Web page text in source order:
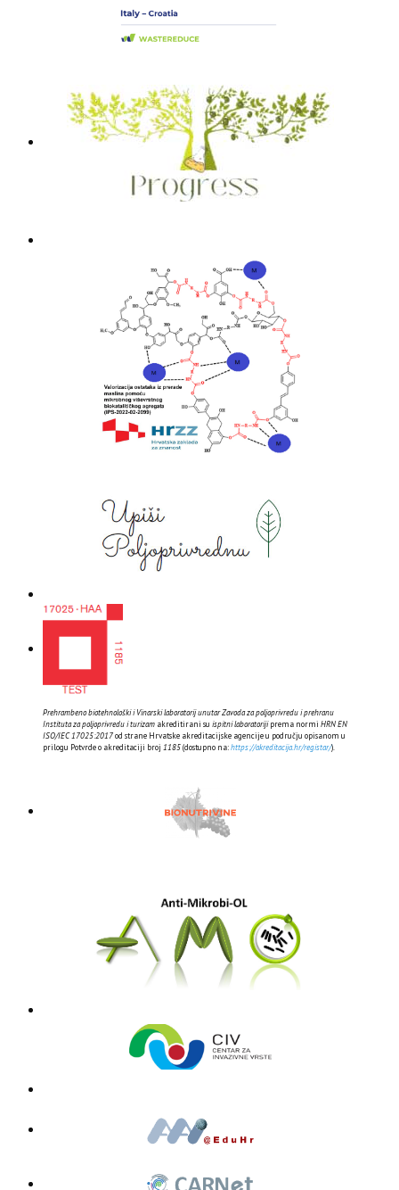
Prehrambeno biotehnološki i Vinarski laboratorij unutar Zavoda za poljoprivredu i prehranu
Instituta za poljoprivredu i turizam akreditirani su ispitni laboratorijiprema normi HRN EN
ISO/IEC 17025:2017od strane Hrvatske akreditacijske agencije u području opisanom u
prilogu Potvrde o akreditaciji broj 1185(dostupno na:https://akreditacija.hr/registar/).